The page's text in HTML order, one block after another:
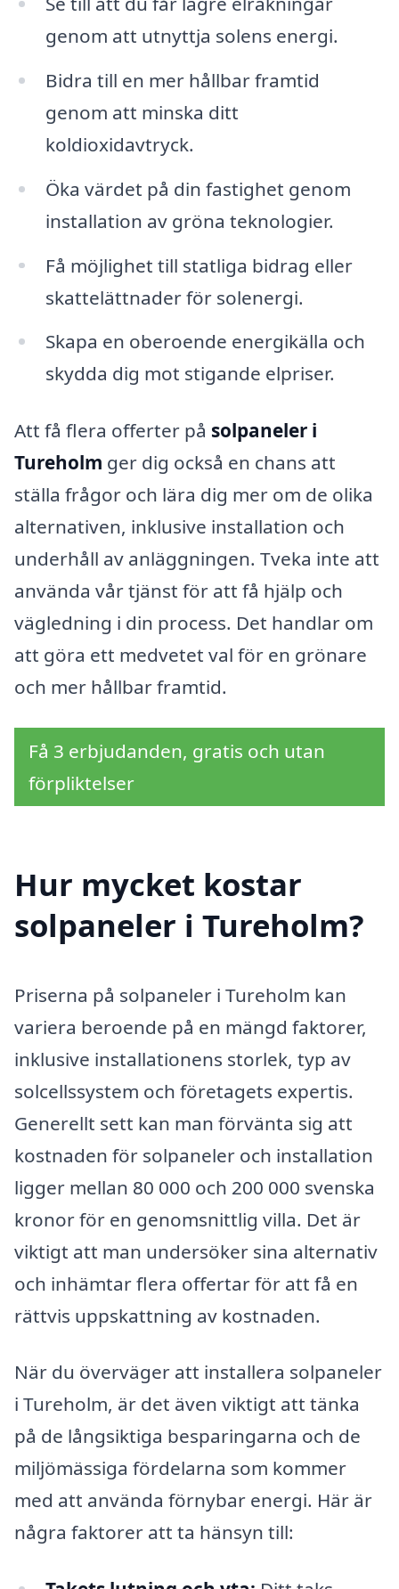
genom att utnyttja solens energi.
Bidra till en mer hållbar framtid
genom att minska ditt
koldioxidavtryck.
Öka värdet på din fastighet genom
installation av gröna teknologier.
Få möjlighet till statliga bidrag eller
skattelättnader för solenergi.
Skapa en oberoende energikälla och
skydda dig mot stigande elpriser.
Att få flera offerter på solpaneler i
Tureholm ger dig också en chans att
ställa frågor och lära dig mer om de olika
alternativen, inklusive installation och
underhåll av anläggningen. Tveka inte att
använda vår tjänst för att få hjälp och
vägledning i din process. Det handlar om
att göra ett medvetet val för en grönare
och mer hållbar framtid.
Få 3 erbjudanden, gratis och utan
förpliktelser
Hur mycket kostar
solpaneler i Tureholm?
Priserna på solpaneler i Tureholm kan
variera beroende på en mängd faktorer,
inklusive installationens storlek, typ av
solcellssystem och företagets expertis.
Generellt sett kan man förvänta sig att
kostnaden för solpaneler och installation
ligger mellan 80 000 och 200 000 svenska
kronor för en genomsnittlig villa. Det är
viktigt att man undersöker sina alternativ
och inhämtar flera offertar för att få en
rättvis uppskattning av kostnaden.
När du överväger att installera solpaneler
i Tureholm, är det även viktigt att tänka
på de långsiktiga besparingarna och de
miljömässiga fördelarna som kommer
med att använda förnybar energi. Här är
några faktorer att ta hänsyn till: